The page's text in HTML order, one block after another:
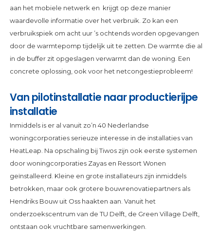
aan het mobiele netwerk en krijgt op deze manier
waardevolle informatie over het verbruik. Zo kan een
verbruikspiek om acht uur ’s ochtends worden opgevangen
door de warmtepomp tijdelijk uit te zetten. De warmte die al
in de buffer zit opgeslagen verwarmt dan de woning. Een
concrete oplossing, ook voor het netcongestieprobleem!
Van pilotinstallatie naar productierijpe
installatie
Inmiddels is er al vanuit zo’n 40 Nederlandse
woningcorporaties serieuze interesse in de installaties van
HeatLeap. Na opschaling bij Tiwos zijn ook eerste systemen
door woningcorporaties Zayas en Ressort Wonen
geïnstalleerd. Kleine en grote installateurs zijn inmiddels
betrokken, maar ook grotere bouwrenovatiepartners als
Hendriks Bouw uit Oss haakten aan. Vanuit het
onderzoekscentrum van de TU Delft, de Green Village Delft,
ontstaan ook vruchtbare samenwerkingen.